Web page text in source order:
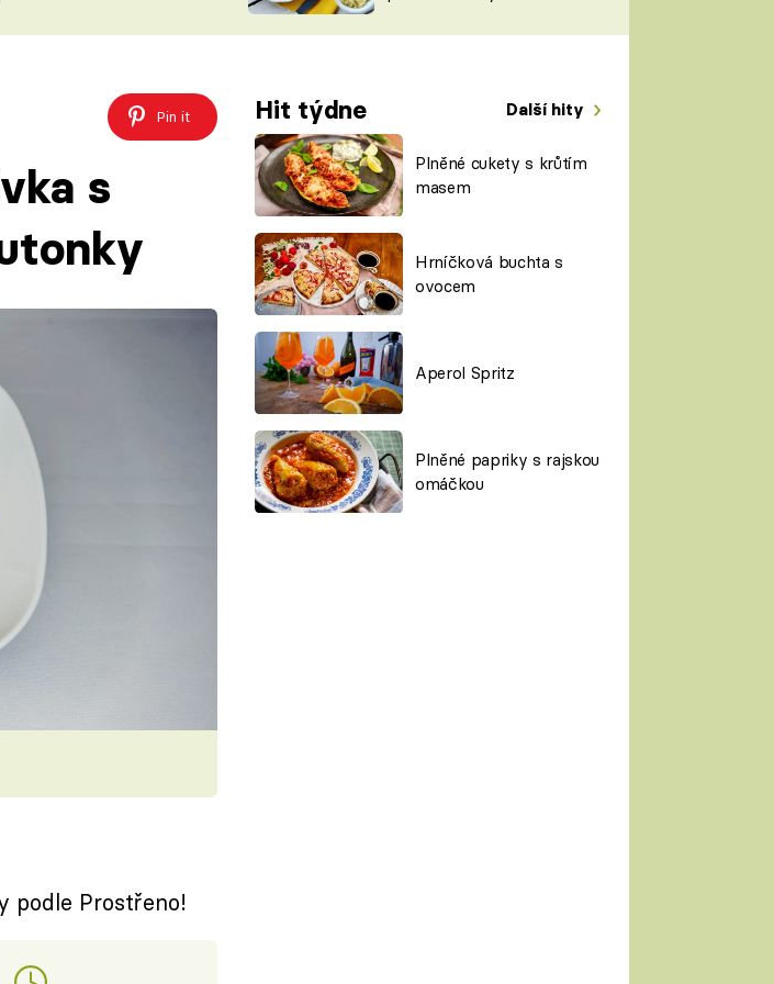
ŠÉFREDAKTORKY
ČASOPIS
Pin it Hit týdne Další hity
Plněné cukety s krůtím
masem
Hrníčková buchta s
ovocem
Aperol Spritz
Plněné papriky s rajskou
omáčkou
s
podle Prostřeno!